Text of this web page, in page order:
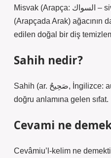
Misvak (Arapça: السواك – sivak), Salvadora persica
(Arapçada Arak) ağacının
edilen doğal bir diş
Sahih nedir?
Sahih (ar. صَحِيحٌ, İngilizce: authentic, otantik), gerçek,
doğru anlamına gelen sıfat.
Cevami ne
Cevâmiu’l-kelim ne